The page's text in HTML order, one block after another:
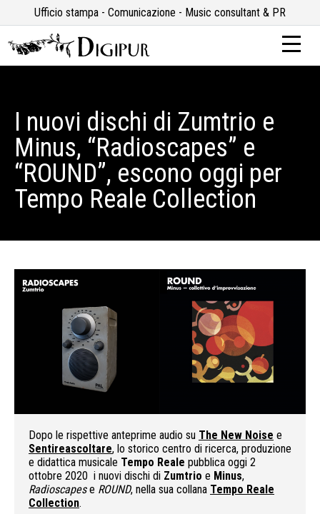
Ufficio stampa - Comunicazione - Music consultant & PR
I nuovi dischi di Zumtrio e
Minus, “Radioscapes” e
“ROUND”, escono oggi per
Tempo Reale Collection
Dopo le rispettive anteprime audio su The New Noise e
Sentireascoltare, lo storico centro di ricerca, produzione
e didattica musicale Tempo Reale pubblica oggi 2
ottobre 2020 i nuovi dischi di Zumtrio e Minus,
Radioscapese ROUND, nella sua collana Tempo Reale
Collection.